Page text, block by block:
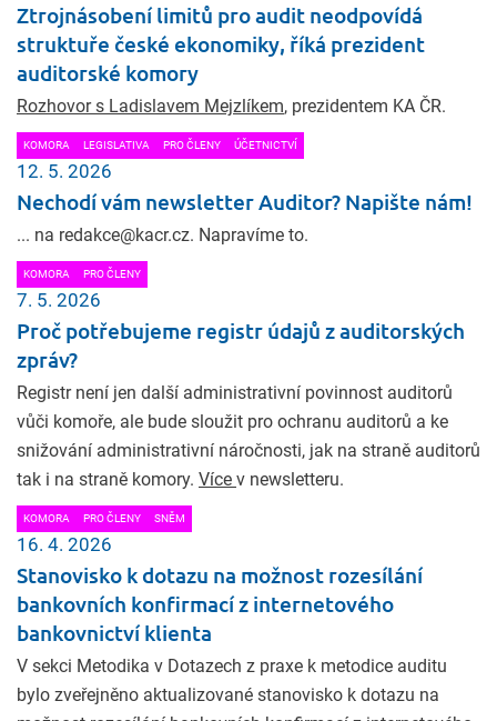
Ztrojnásobení limitů pro audit neodpovídá
struktuře české ekonomiky, říká prezident
auditorské komory
Rozhovor s Ladislavem Mejzlíkem, prezidentem KA ČR.
KOMORA LEGISLATIVA PRO ČLENY ÚČETNICTVÍ
12. 5. 2026
Nechodí vám newsletter Auditor? Napište nám!
... na redakce@kacr.cz. Napravíme to.
KOMORA PRO ČLENY
7. 5. 2026
Proč potřebujeme registr údajů z auditorských
zpráv?
Registr není jen další administrativní povinnost auditorů
vůči komoře, ale bude sloužit pro ochranu auditorů a ke
snižování administrativní náročnosti, jak na straně auditorů
tak i na straně komory. Více v newsletteru.
KOMORA PRO ČLENY SNĚM
16. 4. 2026
Stanovisko k dotazu na možnost rozesílání
bankovních konfirmací z internetového
bankovnictví klienta
V sekci Metodika v Dotazech z praxe k metodice auditu
bylo zveřejněno aktualizované stanovisko k dotazu na